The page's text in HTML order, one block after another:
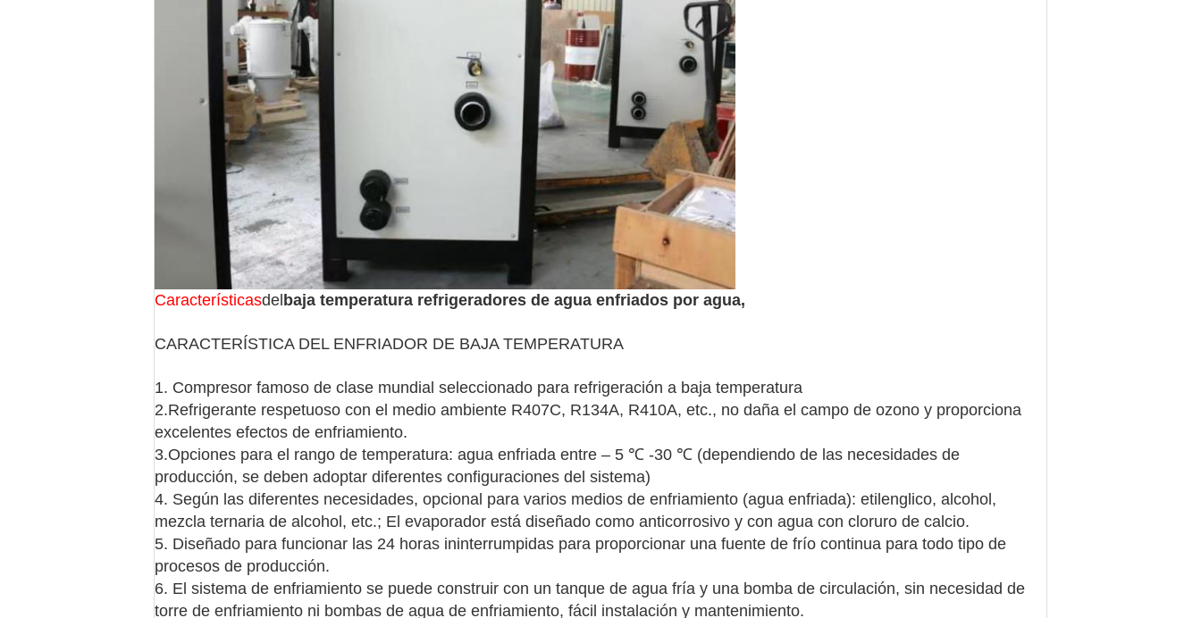
Característicasdel baja temperatura refrigeradores de agua enfriados por agua,
CARACTERÍSTICA DEL ENFRIADOR DE BAJA TEMPERATURA
1. Compresor famoso de clase mundial seleccionado para refrigeración a baja temperatura
2.Refrigerante respetuoso con el medio ambiente R407C, R134A, R410A, etc., no daña el campo de ozono y proporciona
excelentes efectos de enfriamiento.
3.Opciones para el rango de temperatura: agua enfriada entre – 5 ℃ -30 ℃ (dependiendo de las necesidades de
producción, se deben adoptar diferentes configuraciones del sistema)
4. Según las diferentes necesidades, opcional para varios medios de enfriamiento (agua enfriada): etilenglico, alcohol,
mezcla ternaria de alcohol, etc.; El evaporador está diseñado como anticorrosivo y con agua con cloruro de calcio.
5. Diseñado para funcionar las 24 horas ininterrumpidas para proporcionar una fuente de frío continua para todo tipo de
procesos de producción.
6. El sistema de enfriamiento se puede construir con un tanque de agua fría y una bomba de circulación, sin necesidad de
torre de enfriamiento ni bombas de agua de enfriamiento, fácil instalación y mantenimiento.